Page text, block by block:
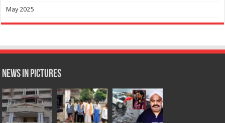
May 2025
News in Pictures